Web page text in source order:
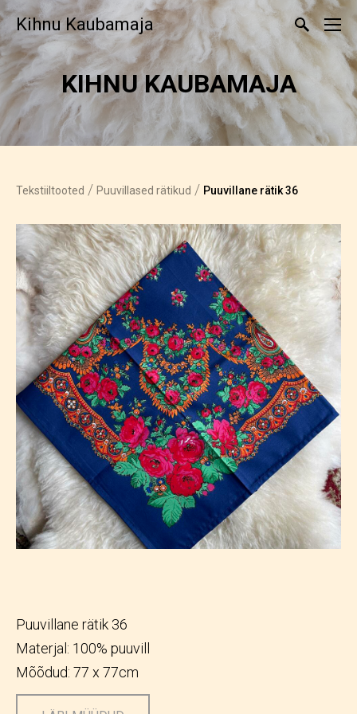
Kihnu Kaubamaja
KIHNU KAUBAMAJA
Tekstiiltooted / Puuvillased rätikud / Puuvillane rätik 36
Puuvillane rätik 36
Materjal: 100% puuvill
Mõõdud: 77 x 77cm